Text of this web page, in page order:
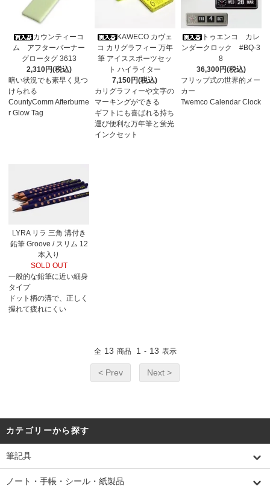
カウンティーコ
ム アフターバーナー
グロータグ 3613
2,310円(税込)
暗い状況でも素早く見つ
けられる
CountyComm Afterburne
r Glow Tag
KAWECO カヴェ
コ カリグラフィー 万年
筆 アイススポーツセッ
ト ハイライター
7,150円(税込)
カリグラフィーや文字の
マーキングができる
ギフトにも喜ばれる持ち
運び便利な万年筆と蛍光
インクセット
トゥエンコ カレ
ンダークロック #BQ-3
8
36,300円(税込)
フリップ式の世界的メー
カー
Twemco Calendar Clock
LYRA リラ 三角 溝付き
鉛筆 Groove / スリム 12
本入り
SOLD OUT
一般的な鉛筆に近い細身
タイプ
ドット柄の溝で、正しく
握れて疲れにくい
全 13 商品 1 - 13 表示
< Prev Next >
カテゴリーから探す
筆記具
ノート・手帳・シール・紙製品